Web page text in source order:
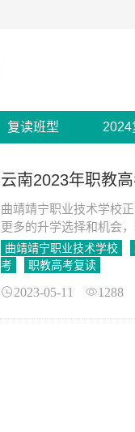
复读班型 2024
云南2023年职教
曲靖靖宁职业技术学校
更多的升学选择和机会
曲靖靖宁职业技术学校
考
职教高考复读
2023-05-11 1288